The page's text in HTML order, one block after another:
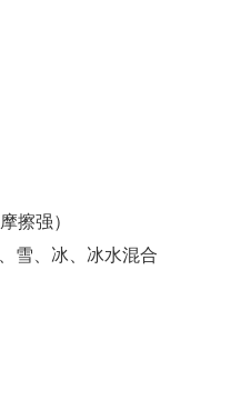
擦强）
雪、冰、冰水混合